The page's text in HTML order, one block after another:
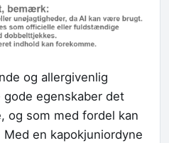
og allergivenlig
egenskaber det
og som med fordel kan
en kapokjuniordyne